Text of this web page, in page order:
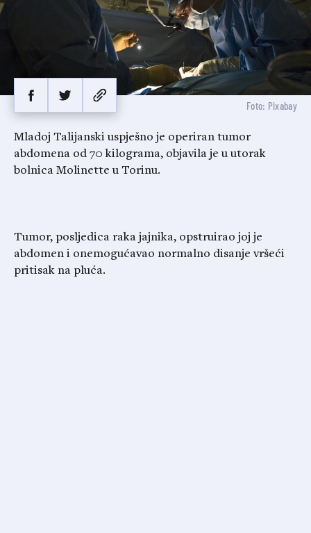
Foto: Pixabay
Mladoj Talijanski uspješno je operiran tumor
abdomena od 70 kilograma, objavila je u utorak
bolnica Molinette u Torinu.
Tumor, posljedica raka jajnika, opstruirao joj je
abdomen i onemogućavao normalno disanje vršeći
pritisak na pluća.